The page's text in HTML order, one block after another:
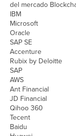
del mercado
IBM
Microsoft
Oracle
SAP SE
Accenture
Rubix by Deloitte
SAP
AWS
Ant Financial
JD Financial
Qihoo 360
Tecent
Baidu